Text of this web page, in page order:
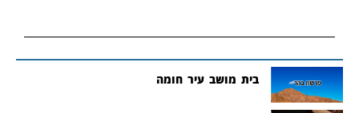
בית מושב עיר חומה